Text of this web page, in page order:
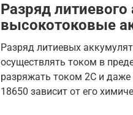
Разряд
высокотоковые
Разряд литиевых
осуществлять током в
разряжать током 2C и
18650 зависит от его